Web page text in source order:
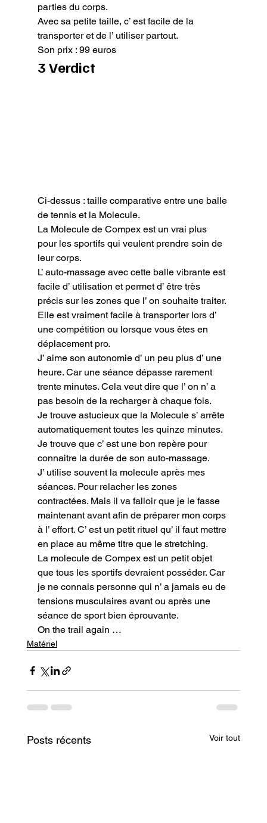
parties du corps.
Avec sa petite taille, c’ est facile de la
transporter et de l’ utiliser partout.
Son prix : 99 euros
3 Verdict
Ci-dessus : taille comparative entre une balle
de tennis et la Molecule.
La Molecule de Compex est un vrai plus
pour les sportifs qui veulent prendre soin de
leur corps.
L’ auto-massage avec cette balle vibrante est
facile d’ utilisation et permet d’ être très
précis sur les zones que l’ on souhaite traiter.
Elle est vraiment facile à transporter lors d’
une compétition ou lorsque vous êtes en
déplacement pro.
J’ aime son autonomie d’ un peu plus d’ une
heure. Car une séance dépasse rarement
trente minutes. Cela veut dire que l’ on n’ a
pas besoin de la recharger à chaque fois.
Je trouve astucieux que la Molecule s’ arrête
automatiquement toutes les quinze minutes.
Je trouve que c’ est une bon repère pour
connaitre la durée de son auto-massage.
J’ utilise souvent la molecule après mes
séances. Pour relacher les zones
contractées. Mais il va falloir que je le fasse
maintenant avant afin de préparer mon corps
à l’ effort. C’ est un petit rituel qu’ il faut mettre
en place au même titre que le stretching.
La molecule de Compex est un petit objet
que tous les sportifs devraient posséder. Car
je ne connais personne qui n’ a jamais eu de
tensions musculaires avant ou après une
séance de sport bien éprouvante.
On the trail again …
Matériel
Posts récents Voir tout